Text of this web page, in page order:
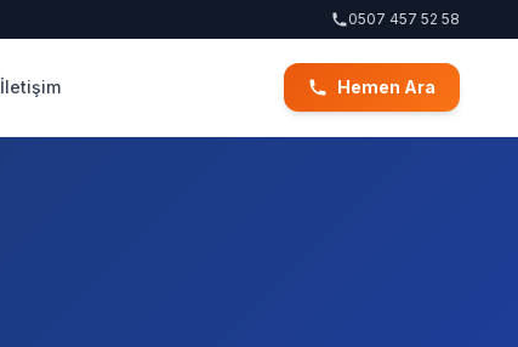
0507 457 52 58
İletişim Hemen Ara